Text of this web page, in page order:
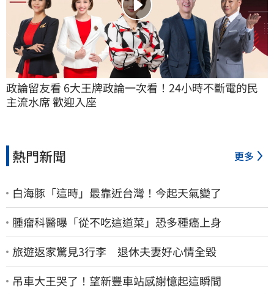
政論留友看 6大王牌政論一次看！24小時不斷電的民
主流水席 歡迎入座
熱門新聞 更多
白海豚「這時」最靠近台灣！今起天氣變了
腫瘤科醫曝「從不吃這道菜」恐多種癌上身
旅遊返家驚見3行李 退休夫妻好心情全毀
吊車大王哭了！望新豐車站感謝憶起這瞬間